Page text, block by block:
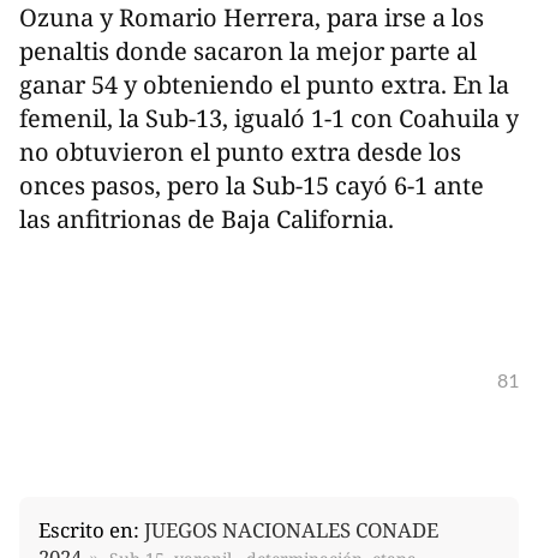
Ozuna y Romario Herrera, para irse a los
penaltis donde sacaron la mejor parte al
ganar 54 y obteniendo el punto extra. En la
femenil, la Sub-13, igualó 1-1 con Coahuila y
no obtuvieron el punto extra desde los
onces pasos, pero la Sub-15 cayó 6-1 ante
las anfitrionas de Baja California.
81
Escrito en: JUEGOS NACIONALES CONADE